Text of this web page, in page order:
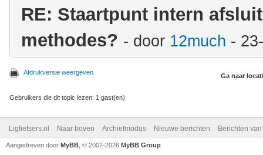
RE: Staartpunt intern
methodes? - door 12much -
Afdrukversie weergeven Ga naar
Gebruikers die dit topic lezen: 1 gast(en)
Ligfietsers.nl Naar boven Archiefmodus Nieuwe berichten Berichten
Aangedreven door MyBB , © 2002-2026 MyBB Group